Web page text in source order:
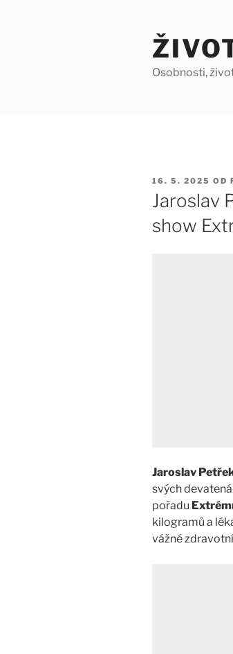
Osobnosti,
PUBLIKOVÁNO
16. 5. 2025 OD
Jaroslav
show
Jaroslav
svých
pořadu
kilogramů a
vážné